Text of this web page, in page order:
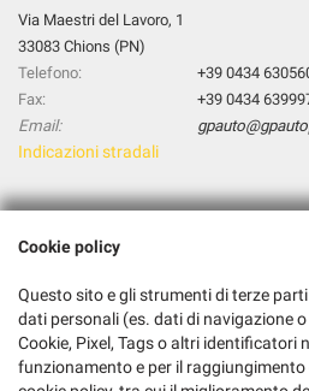
Via Maestri del Lavoro, 1
33083 Chions (PN)
Telefono:
+39 0434
Fax:
+39 0434
Email:
Indicazioni stradali
Dati fiscali:
Via Maestri del Lavoro, 1, Chions (PN)
C.F/P.IVA:01951370939
Registro delle imprese:PN
Cookie policy
Questo sito e gli strumenti di terze
dati personali (es. dati di navigazione
Cookie, Pixel, Tags o altri identificatori
funzionamento e per il